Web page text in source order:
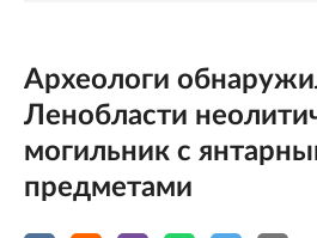
Археологи
Ленобласти
могильник с
предметами